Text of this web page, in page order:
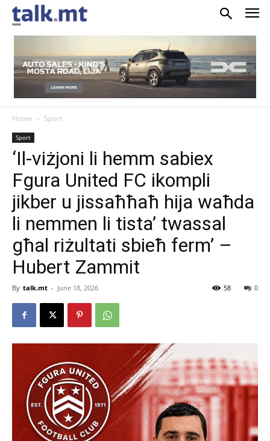
Home Sport
Sport
‘Il-viżjoni li hemm sabiex
Fgura United FC ikompli
jikber u jissaħħaħ hija waħda
li nemmen li tista’ twassal
għal riżultati sbieħ ferm’ –
Hubert Zammit
By talk.mt - June 18, 2026 0
58